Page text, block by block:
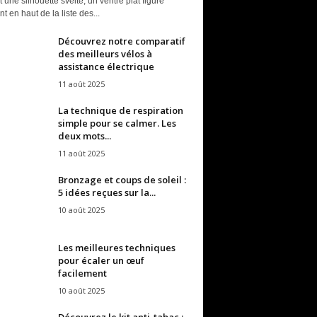
en haut de la liste des...
Découvrez notre comparatif
des meilleurs vélos à
assistance électrique
11 août 2025
La technique de respiration
simple pour se calmer. Les
deux mots...
11 août 2025
Bronzage et coups de soleil :
5 idées reçues sur la...
10 août 2025
Les meilleures techniques
pour écaler un œuf
facilement
10 août 2025